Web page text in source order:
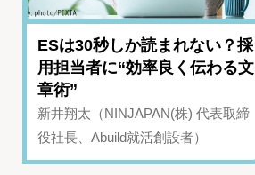
ESは30秒しか読まれない？採
用担当者に“効率良く伝わる文
章術”
新井翔太（NINJAPAN(株) 代表取締
役社長、Abuild就活創設者）